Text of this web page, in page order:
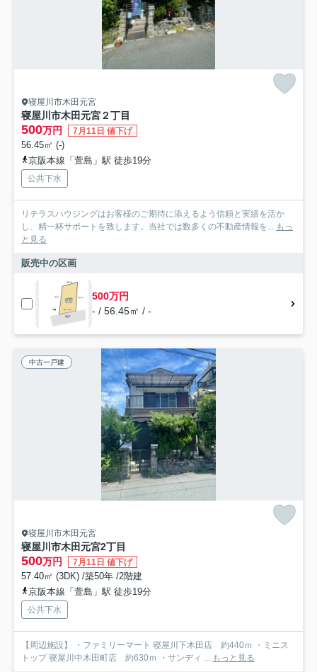
寝屋川市木田元宮
寝屋川市木田元宮２丁目
500万円 7月11日 値下げ
56.45㎡ (-)
京阪本線「萱島」駅 徒歩19分
公共下水
リテラスハウジングはお客様のご期待に添えるよう信頼と実績を活か
し、精一杯サポートを致します。当社では数多くの不動産情報を... もっ
と見る
販売中の区画
500万円
- / 56.45㎡ / -
中古一戸建
寝屋川市木田元宮
寝屋川市木田元宮2丁目
500万円 7月11日 値下げ
57.40㎡ (3DK) /築50年 /2階建
京阪本線「萱島」駅 徒歩19分
公共下水
【周辺施設】 ・ファミリーマート 寝屋川下木田店 約440ｍ ・ミニス
トップ 寝屋川中木田町店 約630ｍ ・サンディ ... もっと見る